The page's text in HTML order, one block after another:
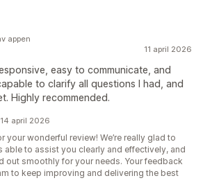
11 april 2026
easy to communicate, and
to clarify all questions I had, and
Highly recommended.
appen
14 april 2026
your wonderful review! We’re really glad to
able to assist you clearly and effectively, and
out smoothly for your needs. Your feedback
to keep improving and delivering the best